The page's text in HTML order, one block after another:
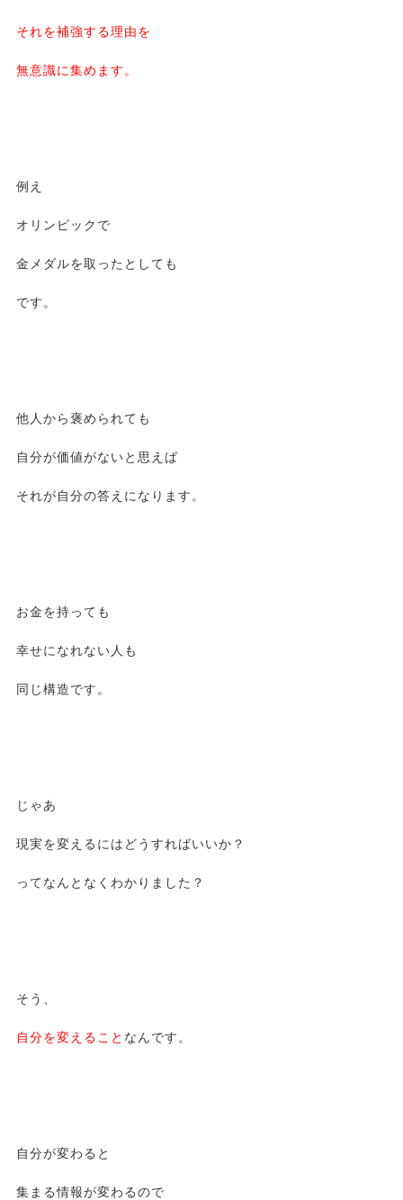
それを補強する理由を
無意識に集めます。
例え
オリンピックで
金メダルを取ったとしても
です。
他人から褒められても
自分が価値がないと思えば
それが自分の答えになります。
お金を持っても
幸せになれない人も
同じ構造です。
じゃあ
現実を変えるにはどうすればいいか？
ってなんとなくわかりました？
そう、
自分を変えること なんです。
自分が変わると
集まる情報が変わるので